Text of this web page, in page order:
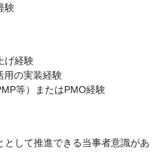
験
げ経験
用の実装経験
等）またはPMO経験
として推進できる当事者意識があ